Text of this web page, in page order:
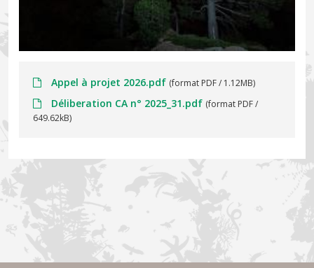
Appel à projet 2026.pdf (format PDF / 1.12MB)
Déliberation CA n° 2025_31.pdf (format PDF /
649.62kB)